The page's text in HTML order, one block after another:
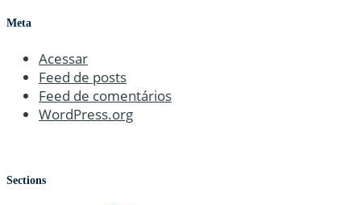
Meta
Acessar
Feed de posts
Feed de comentários
WordPress.org
Sections